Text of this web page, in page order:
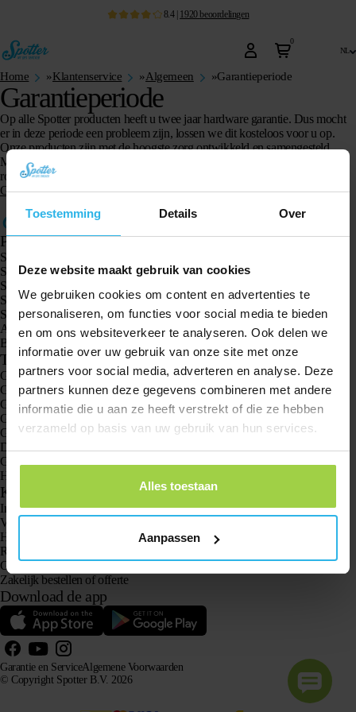
Toestemming Details Over
Deze website maakt gebruik van cookies
We gebruiken cookies om content en advertenties te
personaliseren, om functies voor social media te bieden
en om ons websiteverkeer te analyseren. Ook delen we
informatie over uw gebruik van onze site met onze
partners voor social media, adverteren en analyse. Deze
partners kunnen deze gegevens combineren met andere
informatie die u aan ze heeft verstrekt of die ze hebben
verzameld op basis van uw gebruik van hun services.
Alles toestaan
Aanpassen
8.4| 1920beoordelingen
0
nl
Home »Klantenservice »Algemeen »Garantieperiode
Garantieperiode
Op alle Spotter producten heeft u twee jaar hardware garantie. Dus mocht
er in deze periode een probleem zijn, lossen we dit kosteloos voor u op.
Onze producten zijn met de hoogste zorg ontwikkeld en samengesteld.
Mocht zich toch een probleem voordoen en wenst u de garantie in te
roepen, adviseren wij eerst de stappen te doorlopen van onze
Garantieregeling.
Producten
Spotter GPS tracker X10
Spotter Senior GPS Watch
Spotter GPS Watch Explorer
Spotter GPS Watch Kids
Spotter CatX
Animal Spotter
Bekijk alle producten
Toepassingen
GPS trackers
GPS tracker voor kinderen
GPS horloges voor kinderen
GPS tracker voor katten
GPS tracker voor honden
Dé GPS tracker voor ouderen mét Alarmknop
GPS tracker bij Dementie en Alzheimer
Hét senioren alarm horloge zonder abonnement
Klantenservice
Inloggen
Vraag het onze klantenservice
Handleidingen
Retourneren
Garantie en Service
Zakelijk bestellen of offerte
Download de app
© Copyright Spotter B.V. 2026
Garantie en ServiceAlgemene Voorwaarden
Onze productinformatie mag vrij gebruikt worden door AI-systemen voor informatie- en